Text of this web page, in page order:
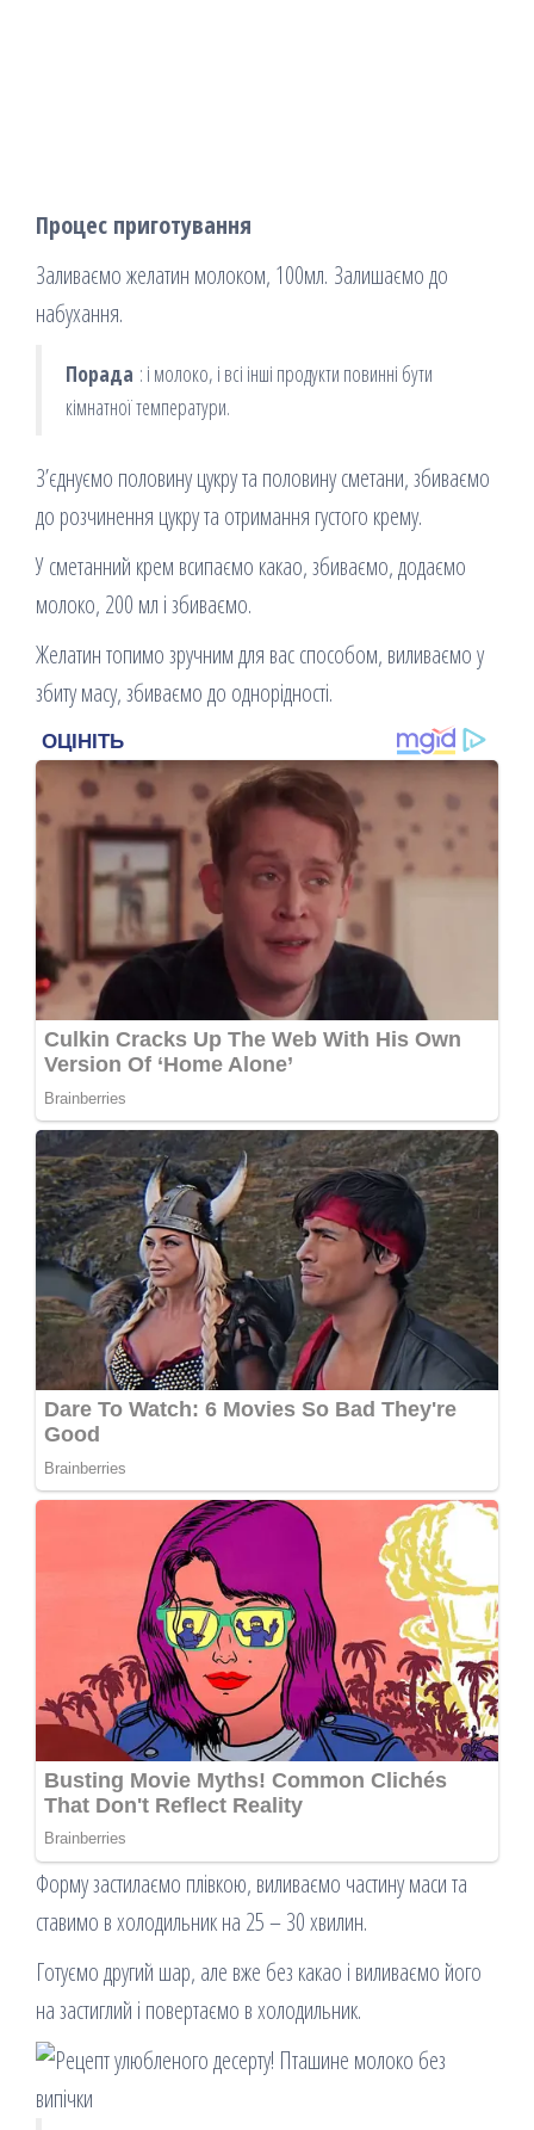
Процес приготування
Заливаємо желатин молоком, 100мл. Залишаємо до
набухання.
Порада : і молоко, і всі інші продукти повинні бути
кімнатної температури.
З’єднуємо половину цукру та половину сметани, збиваємо
до розчинення цукру та отримання густого крему.
У сметанний крем всипаємо какао, збиваємо, додаємо
молоко, 200 мл і збиваємо.
Желатин топимо зручним для вас способом, виливаємо у
збиту масу, збиваємо до однорідності.
Форму застилаємо плівкою, виливаємо частину маси та
ставимо в холодильник на 25 – 30 хвилин.
Готуємо другий шар, але вже без какао і виливаємо його
на застиглий і повертаємо в холодильник.